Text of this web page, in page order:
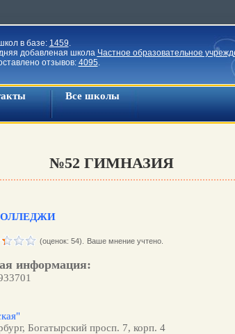
в базе: 1459.
добавленая школа Частное образовательное
отзывов: 4095.
Все школы
№52 ГИМНАЗИЯ
(оценок: 54). Ваше мнение учтено.
информация:
Богатырский просп. 7, корп. 4